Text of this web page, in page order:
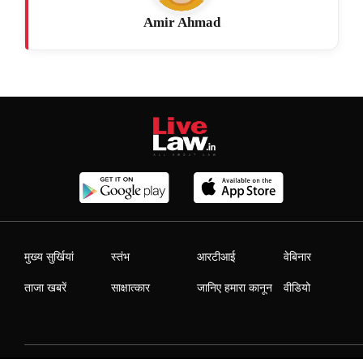
Amir Ahmad
मुख्य सुर्खियां
ताजा खबरें
स्तंभ
साक्षात्कार
आरटीआई
जानिए हमारा कानून
वेबिनार
वीडियो